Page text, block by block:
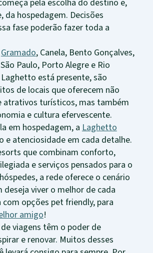
pela escolha do destino e,
da hospedagem. Decisões
fase poderão fazer toda a
Gramado, Canela, Bento Gonçalves,
Paulo, Porto Alegre e Rio
está presente, são
de locais que oferecem não
atrativos turísticos, mas também
e cultura efervescente.
em hospedagem, aLaghetto
e atenciosidade em cada detalhe.
que combinam conforto,
e serviços pensados para o
a rede oferece o cenário
deseja viver o melhor de cada
com opções pet friendly, para
amigo!
viagens têm o poder de
e renovar. Muitos desses